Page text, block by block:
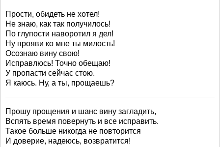
Прости, обидеть не хотел!
Не знаю, как так получилось!
По глупости наворотил я дел!
Ну прояви ко мне ты милость!
Осознаю вину свою!
Исправлюсь! Точно обещаю!
У пропасти сейчас стою.
Я каюсь. Ну, а ты, прощаешь?
Прошу прощения и шанс вину загладить,
Вспять время повернуть и все исправить.
Такое больше никогда не повторится
И доверие, надеюсь, возвратится!